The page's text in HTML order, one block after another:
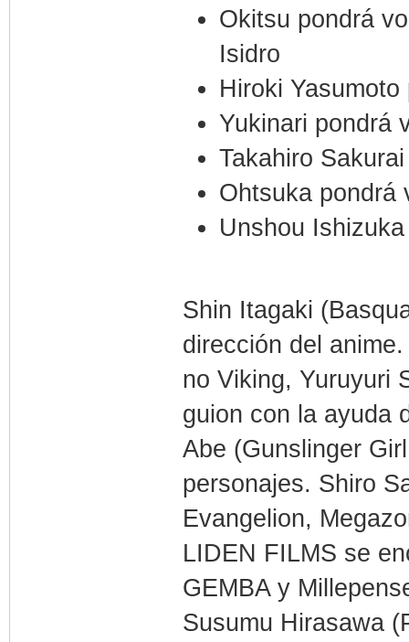
Okitsu pondrá
Isidro
Hiroki
Yukinari pondrá
Takahiro
Ohtsuka
Unshou
Shin Itagaki
dirección del
no Viking, Yuruyuri
guion con la ayuda
Abe (Gunslinger
personajes. Shiro
Evangelion,
LIDEN FILMS se
GEMBA y
Susumu Hirasawa